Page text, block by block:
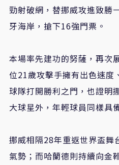
勁射破網，替挪威攻進致勝
牙海岸，搶下16強門票。
本場率先建功的努薩，再次
位21歲攻擊手擁有出色速度
球隊打開勝利之門，也證明
大球星外，年輕球員同樣具
挪威相隔28年重返世界盃舞
氣勢；而哈蘭德則持續向金